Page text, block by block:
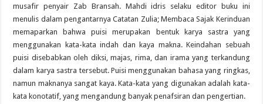
musafir penyair Zab Bransah. Mahdi idris selaku editor buku ini
menulis dalam pengantarnya Catatan Zulia; Membaca Sajak Kerinduan
memaparkan bahwa puisi merupakan bentuk karya sastra yang
menggunakan kata-kata indah dan kaya makna. Keindahan sebuah
puisi disebabkan oleh diksi, majas, rima, dan irama yang terkandung
dalam karya sastra tersebut. Puisi menggunakan bahasa yang ringkas,
namun maknanya sangat kaya. Kata-kata yang digunakan adalah kata-
kata konotatif, yang mengandung banyak penafsiran dan pengertian.